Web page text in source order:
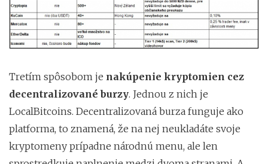
Tretím spôsobom je nakúpenie kryptomien cez
decentralizované burzy. Jednou z nich je
LocalBitcoins. Decentralizovaná burza funguje ako
platforma, to znamená, že na nej neukladáte svoje
kryptomeny prípadne národnú menu, ale len